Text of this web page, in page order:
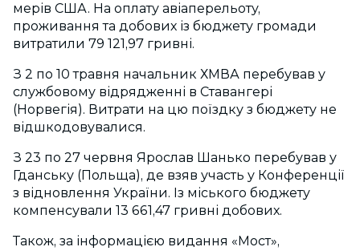
мерів США. На оплату авіаперельоту,
проживання та добових із бюджету громади
витратили 79 121,97 гривні.
З 2 по 10 травня начальник ХМВА перебував у
службовому відрядженні в Ставангері
(Норвегія). Витрати на цю поїздку з бюджету не
відшкодовувалися.
З 23 по 27 червня Ярослав Шанько перебував у
Гданську (Польща), де взяв участь у Конференції
з відновлення України. Із міського бюджету
компенсували 13 661,47 гривні добових.
Також, за інформацією видання «Мост»,